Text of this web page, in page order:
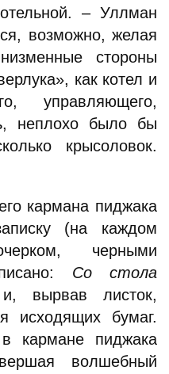
– Уллман
возможно, желая
стороны
как котел и
управляющего,
неплохо было бы
крысоловок.
кармана пиджака
(на каждом
черными
Со стола
вырвав листок,
исходящих бумаг.
кармане пиджака
волшебный